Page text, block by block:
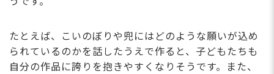
たとえば、こいのぼりや兜にはどのような願いが込め
られているのかを話したうえで作ると、子どもたちも
自分の作品に誇りを抱きやすくなりそうです。また、